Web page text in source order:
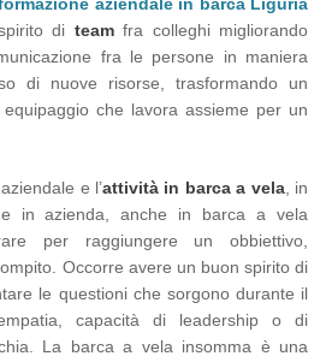
di teamfra colleghi migliorando
fra le persone in maniera
di nuove risorse, trasformando un
che lavora assieme per un
e l’attività in barca a vela, in
in azienda, anche in barca a vela
per raggiungere un obbiettivo,
Occorre avere un buon spirito di
le questioni che sorgono durante il
capacità di leadership o di
La barca a vela insomma è una